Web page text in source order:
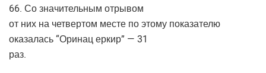
66. Со значительным отрывом
от них на четвертом месте по этому показателю
оказалась “Оринац еркир” — 31
раз.